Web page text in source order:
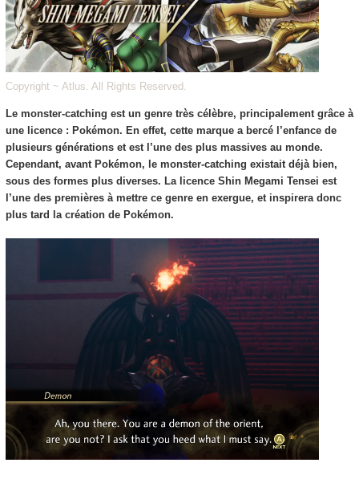
Copyright ~ Atlus. All Rights Reserved.
Le monster-catching est un genre très célèbre, principalement grâce à
une licence : Pokémon. En effet, cette marque a bercé l’enfance de
plusieurs générations et est l’une des plus massives au monde.
Cependant, avant Pokémon, le monster-catching existait déjà bien,
sous des formes plus diverses. La licence Shin Megami Tensei est
l’une des premières à mettre ce genre en exergue, et inspirera donc
plus tard la création de Pokémon.